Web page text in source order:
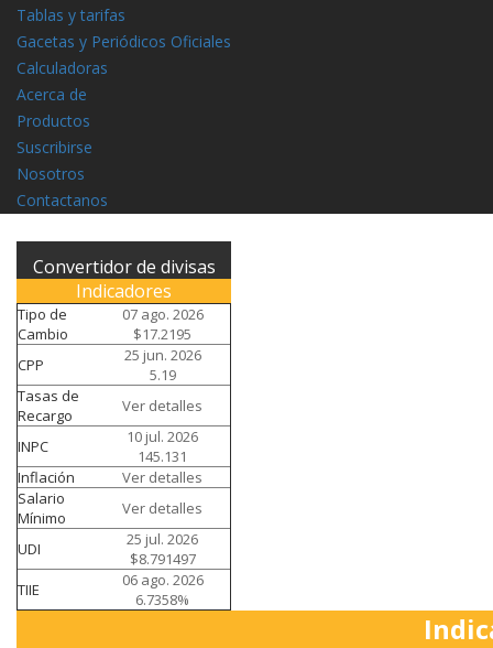
Tablas y tarifas
Gacetas y Periódicos Oficiales
Calculadoras
Acerca de
Productos
Suscribirse
Nosotros
Contactanos
Convertidor de divisas
Indicadores
Tipo de
Cambio
07 ago. 2026
$17.2195
CPP
25 jun. 2026
5.19
Tasas de
Recargo
Ver detalles
INPC
10 jul. 2026
145.131
Inflación
Ver detalles
Salario
Mínimo
Ver detalles
UDI
25 jul. 2026
$8.791497
TIIE
06 ago. 2026
6.7358%